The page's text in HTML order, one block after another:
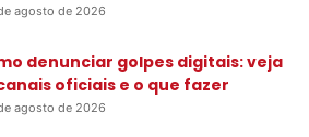
agosto de 2026
denunciar golpes digitais: veja
oficiais e o que fazer
agosto de 2026